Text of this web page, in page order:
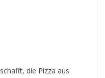
die Pizza aus